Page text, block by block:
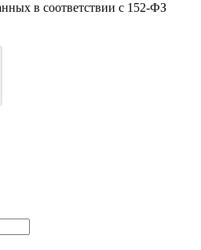
в соответствии с 152-ФЗ